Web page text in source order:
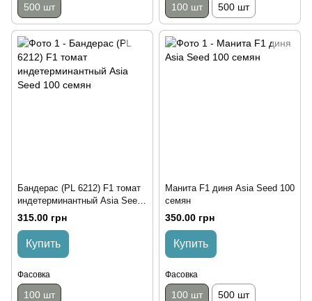
500 шт 100 шт 500 шт
Бандерас (PL 6212) F1 томат
индетерминантный Asia Seed
100 семян
315.00 грн
Купить
Фасовка
100 шт
Манита F1 диня Asia Seed 100
семян
350.00 грн
Купить
Фасовка
100 шт 500 шт